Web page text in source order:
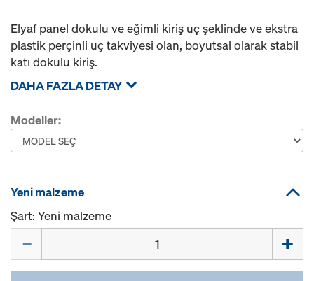
Elyaf panel dokulu ve eğimli kiriş uç şeklinde ve ekstra
plastik perçinli uç takviyesi olan, boyutsal olarak stabil
katı dokulu kiriş.
DAHA FAZLA DETAY
Modeller:
Yeni malzeme
Şart: Yeni malzeme